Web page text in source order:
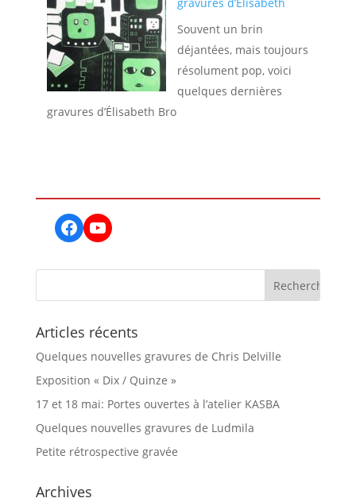
Souvent un brin
déjantées, mais toujours
résolument pop, voici
quelques dernières
gravures d’Élisabeth Bro
Facebook
YouTube
Articles récents
Quelques nouvelles gravures de Chris Delville
Exposition « Dix / Quinze »
17 et 18 mai: Portes ouvertes à l’atelier KASBA
Quelques nouvelles gravures de Ludmila
Petite rétrospective gravée
Archives